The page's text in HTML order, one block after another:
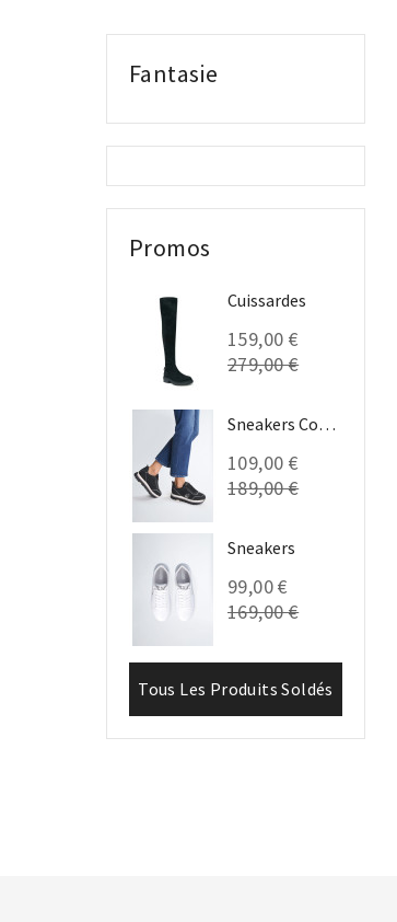
Fantasie
Promos
Cuissardes
159,00 €
279,00 €
Sneakers Compensées
109,00 €
189,00 €
Sneakers
99,00 €
169,00 €
Tous Les Produits Soldés